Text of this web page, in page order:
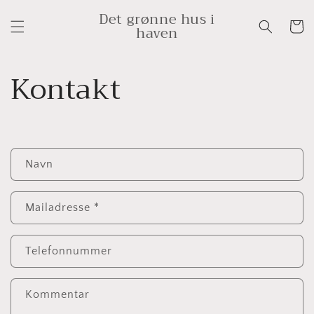
indhold
Det grønne hus i
haven
Kontakt
K
o
n
a
k
t
f
Navn
Mailadresse *
Telefonnummer
Kommentar